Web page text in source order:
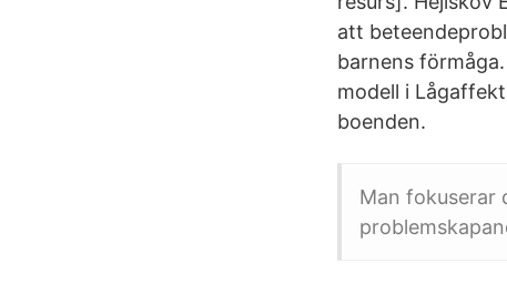
att
barnens
modell i
boenden.
Man fokuserar